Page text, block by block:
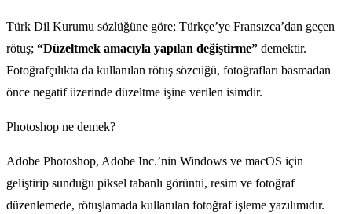
Türk Dil Kurumu sözlüğüne göre; Türkçe’ye Fransızca’dan geçen
rötuş; “Düzeltmek amacıyla yapılan değiştirme” demektir.
Fotoğrafçılıkta da kullanılan rötuş sözcüğü, fotoğrafları basmadan
önce negatif üzerinde düzeltme işine verilen isimdir.
Photoshop ne demek?
Adobe Photoshop, Adobe Inc.’nin Windows ve macOS için
geliştirip sunduğu piksel tabanlı görüntü, resim ve fotoğraf
düzenlemede, rötuşlamada kullanılan fotoğraf işleme yazılımıdır.